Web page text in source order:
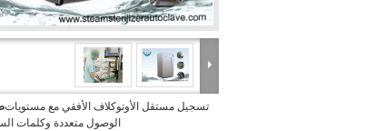
تسجيل مستقل الأوتوكلاف الأفقي مع مستويات
الوصول متعددة وكلمات